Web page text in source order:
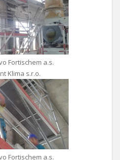
Fortischem a.s.
Klima s.r.o.
Fortischem a.s.